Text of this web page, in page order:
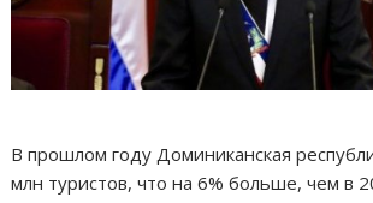
В прошлом году Доминиканская
млн туристов, что на 6% больше, чем в